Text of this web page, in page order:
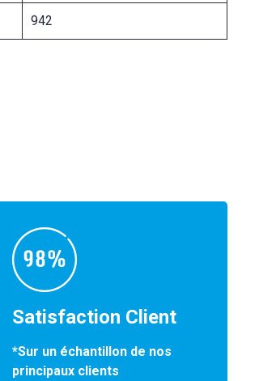
942
Satisfaction Client
*Sur un échantillon de nos
principaux clients